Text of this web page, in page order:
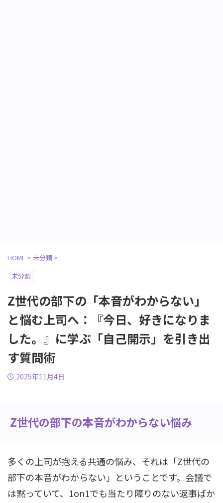
HOME > 未分類 >
未分類
Z世代の部下の「本音がわからない」
と悩む上司へ：『今日、好きになりま
した。』に学ぶ「自己開示」を引き出
す質問術
2025年11月4日
Z世代の部下の本音がわからない悩み
多くの上司が抱える共通の悩み、それは「Z世代の
部下の本音がわからない」ということです。会議で
は黙っていて、1on1でも当たり障りのない返事ばか